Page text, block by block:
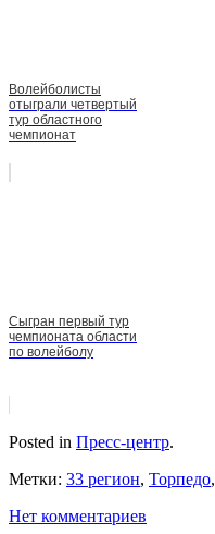
Волейболисты
отыграли четвертый
тур областного
чемпионат
Сыгран первый тур
чемпионата области
по волейболу
Posted in Пресс-центр.
Метки: 33 регион, Торпедо,
Нет комментариев